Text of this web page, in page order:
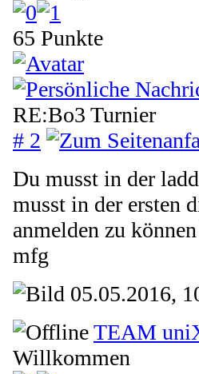
65 Punkte
RE:Bo3 Turnier
# 2
Du musst in der
musst in der ersten
anmelden zu
mfg
05.05.2016,
TEAM
Willkommen